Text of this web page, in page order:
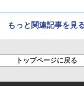
もっと関連記事を見
トップページに戻る